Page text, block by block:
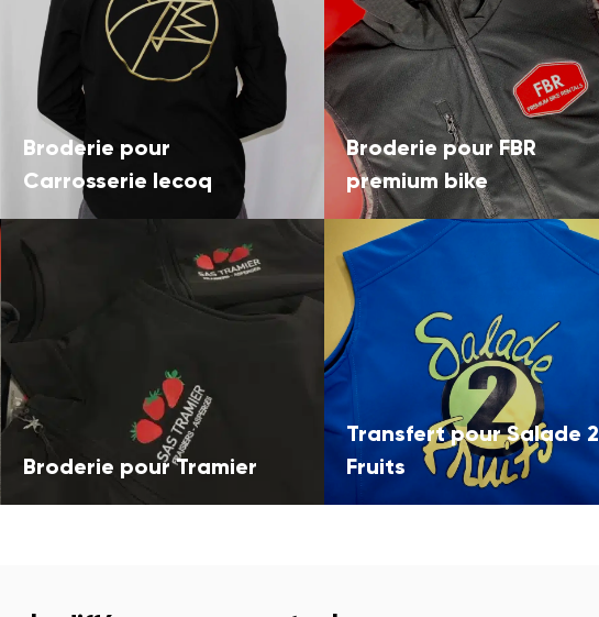
Broderie pour
Carrosserie lecoq
Broderie pour FBR
premium bike
Broderie pour Tramier
Transfert pour Salade 2
Fruits